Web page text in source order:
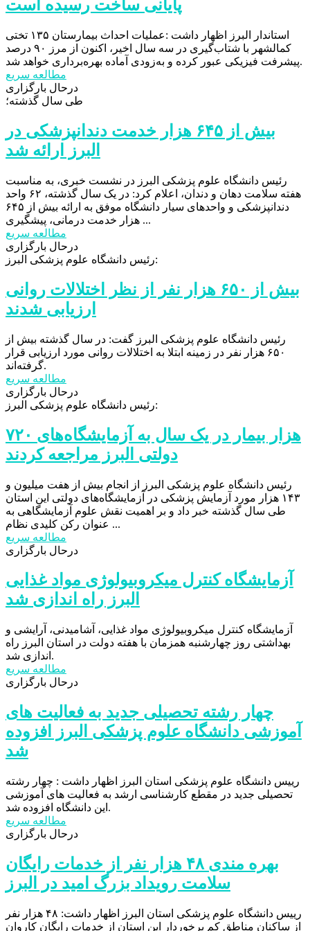
پایانی ساخت رسیده است
استاندار البرز اظهار داشت :عملیات احداث بیمارستان ۱۳۵ تختی
کمالشهر با شتاب‌گیری در سه سال اخیر، اکنون از مرز ۹۰ درصد
پیشرفت فیزیکی عبور کرده و به‌زودی آماده بهره‌برداری خواهد شد.
مطالعه سریع
درحال بارگزاری
طی سال گذشته؛
بیش از ۶۴۵ هزار خدمت دندانپزشکی در
البرز ارائه شد
رئیس دانشگاه علوم پزشکی البرز در نشست خبری، به مناسبت
هفته سلامت دهان و دندان، اعلام کرد: در یک سال گذشته، ۶۲ واحد
دندانپزشکی و واحدهای سیار دانشگاه موفق به ارائه بیش از ۶۴۵
هزار خدمت درمانی، پیشگیری ...
مطالعه سریع
درحال بارگزاری
رئیس دانشگاه علوم پزشکی البرز:
بیش از ۶۵۰ هزار نفر از نظر اختلالات روانی
ارزیابی شدند
رئیس دانشگاه علوم پزشکی البرز گفت: در سال گذشته بیش از
۶۵۰ هزار نفر در زمینه ابتلا به اختلالات روانی مورد ارزیابی قرار
گرفته‌اند.
مطالعه سریع
درحال بارگزاری
رئیس دانشگاه علوم پزشکی البرز:
۷۲۰ هزار بیمار در یک سال به آزمایشگاه‌های
دولتی البرز مراجعه کردند
رئیس دانشگاه علوم پزشکی البرز از انجام بیش از هفت میلیون و
۱۴۳ هزار مورد آزمایش پزشکی در آزمایشگاه‌های دولتی این استان
طی سال گذشته خبر داد و بر اهمیت نقش علوم آزمایشگاهی به
عنوان رکن کلیدی نظام ...
مطالعه سریع
درحال بارگزاری
آزمایشگاه کنترل میکروبیولوژی مواد غذایی
البرز راه اندازی شد
آزمایشگاه کنترل میکروبیولوژی مواد غذایی، آشامیدنی، آرایشی و
بهداشتی روز چهارشنبه همزمان با هفته دولت در استان البرز راه
اندازی شد.
مطالعه سریع
درحال بارگزاری
چهار رشته تحصیلی جدید به فعالیت های
آموزشی دانشگاه علوم پزشکی البرز افزوده
شد
رییس دانشگاه علوم پزشکی استان البرز اظهار داشت : چهار رشته
تحصیلی جدید در مقطع کارشناسی ارشد به فعالیت های آموزشی
این دانشگاه افزوده شد.
مطالعه سریع
درحال بارگزاری
بهره مندی ۴۸ هزار نفر از خدمات رایگان
سلامت رویداد بزرگ امید در البرز
رییس دانشگاه علوم پزشکی استان البرز اظهار داشت: ۴۸ هزار نفر
از ساکنان مناطق کم برخوردار این استان از خدمات رایگان کاروان